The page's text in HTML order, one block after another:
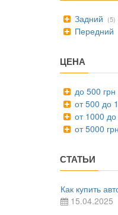
Задний (5)
Передний
ЦЕНА
до 500 грн
от 500 до
от 1000
от 5000 грн
СТАТЬИ
Как купить
15.04.2025